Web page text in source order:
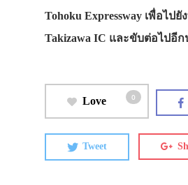
Tohoku Expressway เพื่อไปยั
Takizawa IC และขับต่อไปอี
Love 0
Tweet